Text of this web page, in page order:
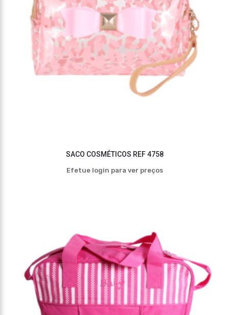
SACO COSMÉTICOS REF 4758
Efetue login para ver preços